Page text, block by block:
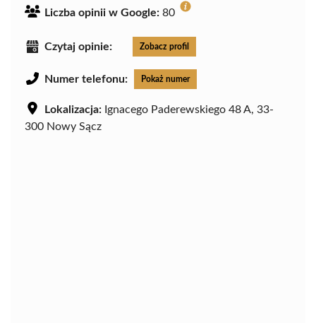
Liczba opinii w Google: 80
Czytaj opinie: Zobacz profil
Numer telefonu: Pokaż numer
Lokalizacja: Ignacego Paderewskiego 48 A, 33-
300 Nowy Sącz